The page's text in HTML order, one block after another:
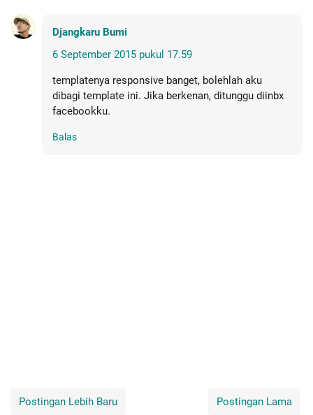
Djangkaru Bumi
6 September 2015 pukul 17.59
templatenya responsive banget, bolehlah aku
dibagi template ini. Jika berkenan, ditunggu diinbx
facebookku.
Balas
Postingan Lebih Baru Postingan Lama